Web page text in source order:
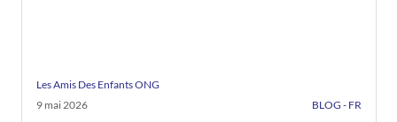
Les Amis Des Enfants ONG
9 mai 2026
BLOG - FR